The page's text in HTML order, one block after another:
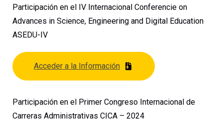
Participación en el IV Internacional Conferencie on
Advances in Science, Engineering and Digital Education
ASEDU-IV
Acceder a la Información
Participación en el Primer Congreso Internacional de
Carreras Administrativas CICA – 2024